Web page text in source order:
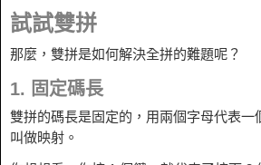
試試雙拼
那麼，雙拼是如何解決全拼的難題呢？
1. 固定碼長
雙拼的碼長是固定的，用兩個字母代表一
叫做映射。